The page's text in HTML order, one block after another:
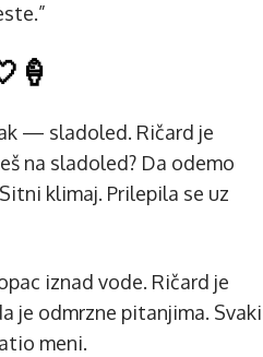
— sladoled. Ričard je
na sladoled? Da odemo
klimaj. Prilepila se uz
iznad vode. Ričard je
je odmrzne pitanjima. Svaki
meni.